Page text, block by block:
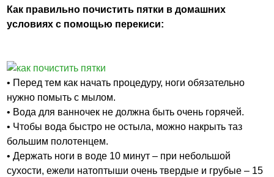
Как правильно почистить пятки в домашних
условиях с помощью перекиси:
• Перед тем как начать процедуру, ноги обязательно
нужно помыть с мылом.
• Вода для ванночек не должна быть очень горячей.
• Чтобы вода быстро не остыла, можно накрыть таз
большим полотенцем.
• Держать ноги в воде 10 минут – при небольшой
сухости, ежели натоптыши очень твердые и грубые – 15